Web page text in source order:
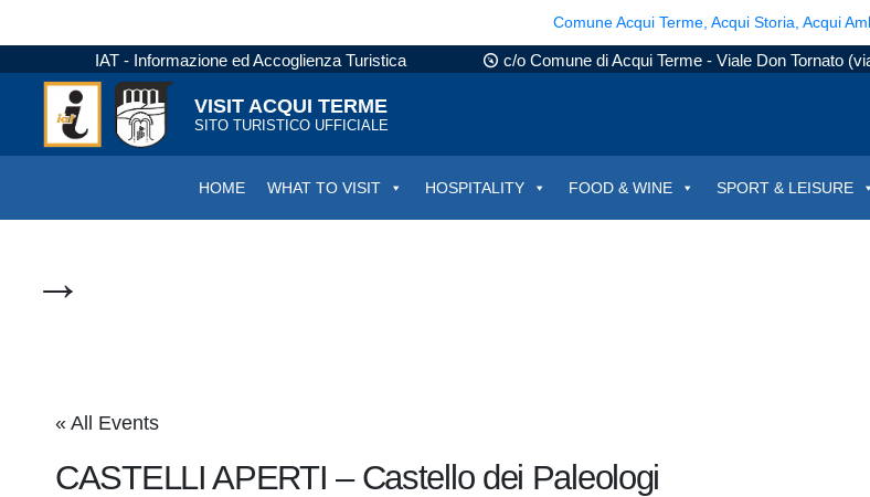
Comune Acqui Terme, Acqui Storia, Acqui
IAT - Informazione ed Accoglienza Turistica c/o Comune di Acqui Terme - Viale Don Tornato
VISIT ACQUI TERME
SITO TURISTICO UFFICIALE
HOME WHAT TO VISIT HOSPITALITY FOOD & WINE SPORT & LEISURE
→
« All Events
CASTELLI APERTI – Castello dei Paleologi